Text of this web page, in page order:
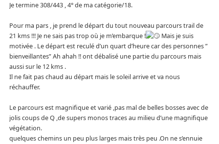
Je termine 308/443 , 4° de ma catégorie/18.
Pour ma pars , je prend le départ du tout nouveau parcours trail de
21 kms !!! Je ne sais pas trop où je m’embarque !
Mais je suis
motivée . Le départ est reculé d’un quart d’heure car des personnes ”
bienveillantes” Ah ahah !! ont débalisé une partie du parcours mais
aussi sur le 12 kms .
Il ne fait pas chaud au départ mais le soleil arrive et va nous
réchauffer.
Le parcours est magnifique et varié ,pas mal de belles bosses avec de
jolis coups de Q ,de supers monos traces au milieu d’une magnifique
végétation.
quelques chemins un peu plus larges mais très peu .On ne s’ennuie